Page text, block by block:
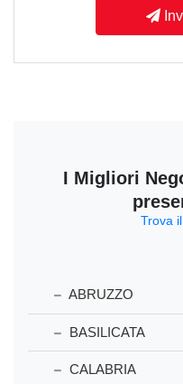
I Migliori
Trova
ABRUZZO
BASILICATA
CALABRIA